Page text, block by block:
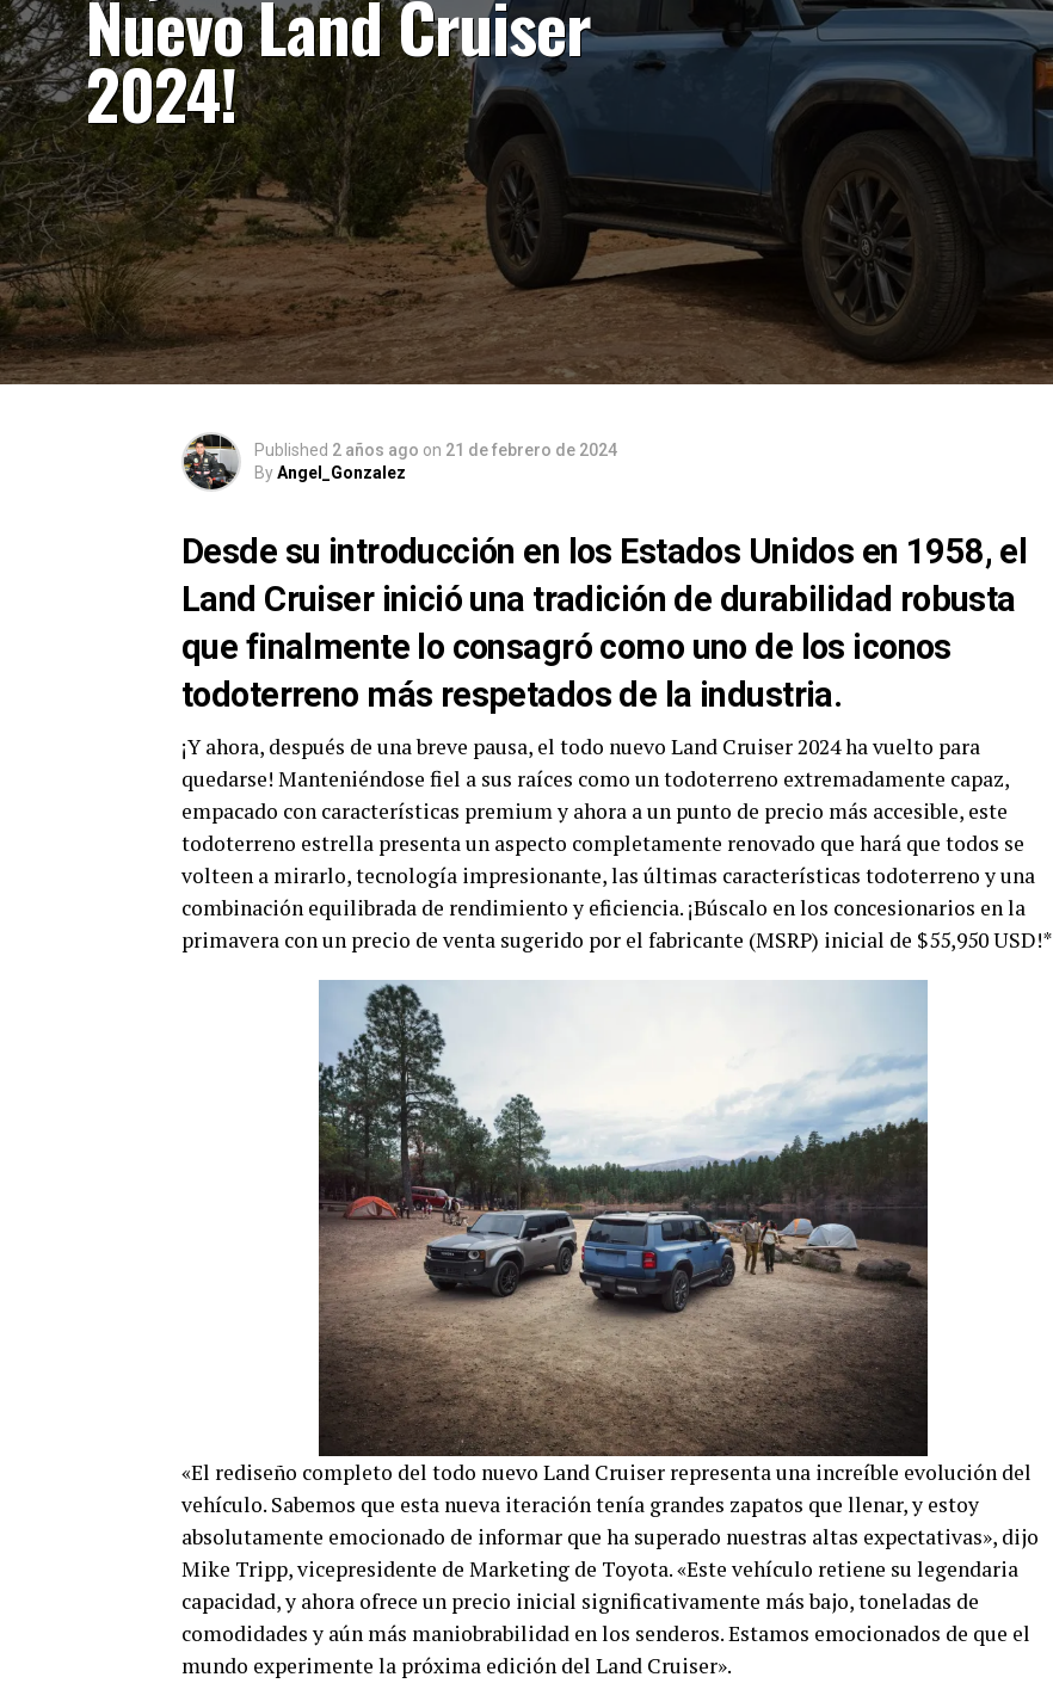
Nuevo Land Cruiser
2024!
Published 2 años ago on 21 de febrero de 2024
ByAngel_Gonzalez
Desde su introducción en los Estados Unidos en 1958, el
Land Cruiser inició una tradición de durabilidad robusta
que finalmente lo consagró como uno de los iconos
todoterreno más respetados de la industria.
¡Y ahora, después de una breve pausa, el todo nuevo Land Cruiser 2024 ha vuelto para
quedarse! Manteniéndose fiel a sus raíces como un todoterreno extremadamente capaz,
empacado con características premium y ahora a un punto de precio más accesible, este
todoterreno estrella presenta un aspecto completamente renovado que hará que todos se
volteen a mirarlo, tecnología impresionante, las últimas características todoterreno y una
combinación equilibrada de rendimiento y eficiencia. ¡Búscalo en los concesionarios en la
primavera con un precio de venta sugerido por el fabricante (MSRP) inicial de $55,950 USD!*
«El rediseño completo del todo nuevo Land Cruiser representa una increíble evolución del
vehículo. Sabemos que esta nueva iteración tenía grandes zapatos que llenar, y estoy
absolutamente emocionado de informar que ha superado nuestras altas expectativas», dijo
Mike Tripp, vicepresidente de Marketing de Toyota. «Este vehículo retiene su legendaria
capacidad, y ahora ofrece un precio inicial significativamente más bajo, toneladas de
comodidades y aún más maniobrabilidad en los senderos. Estamos emocionados de que el
mundo experimente la próxima edición del Land Cruiser».